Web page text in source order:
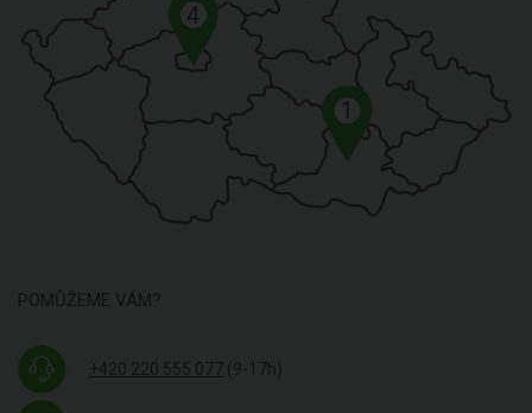
1
4
POMŮŽEME VÁM?
+420 220 555 077 (9-17h)